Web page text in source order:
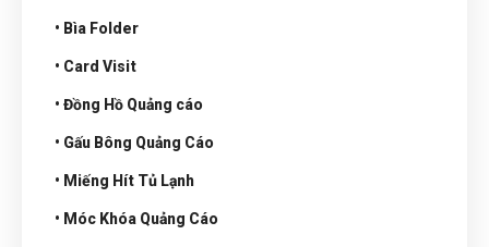
• Bìa Folder
• Card Visit
• Đồng Hồ Quảng cáo
• Gấu Bông Quảng Cáo
• Miếng Hít Tủ Lạnh
• Móc Khóa Quảng Cáo